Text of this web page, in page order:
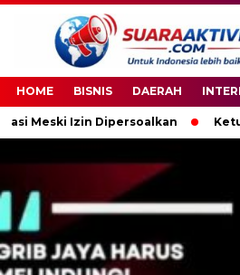
00:00
HOME BISNIS DAERAH
Ketua DPC PPWI